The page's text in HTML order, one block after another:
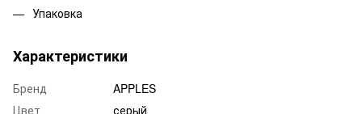
Упаковка
Характеристики
Бренд
APPLES
Цвет
серый